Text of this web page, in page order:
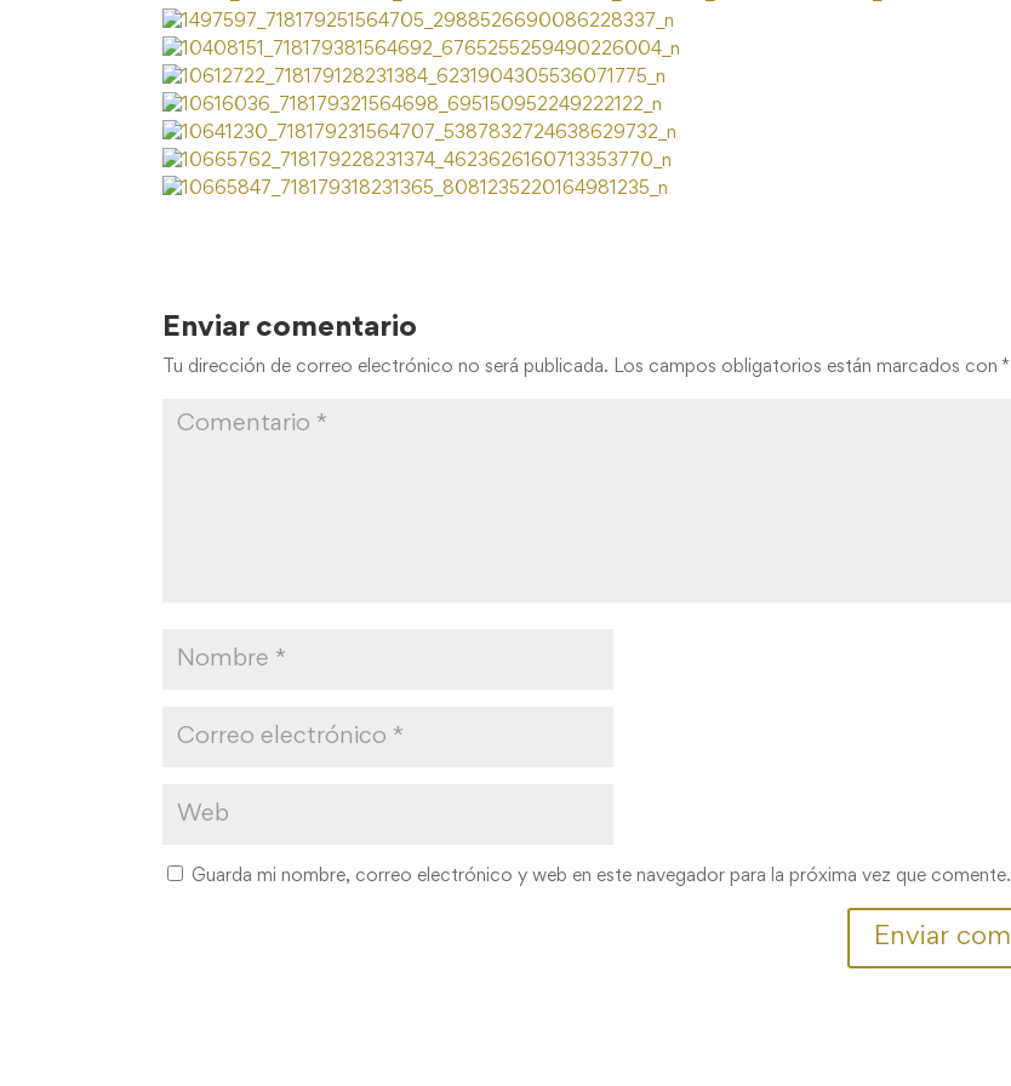
Enviar comentario
Tu dirección de correo electrónico no será publicada. Los campos obligatorios están marcados con *
Guarda mi nombre, correo electrónico y web en este navegador para la próxima vez que comente.